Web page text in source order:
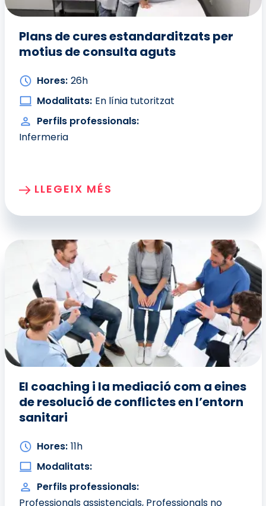
Plans de cures estandarditzats per
motius de consulta aguts
Hores: 26h
Modalitats: En línia tutoritzat
Perfils professionals:
Infermeria
LLEGEIX MÉS
El coaching i la mediació com a eines
de resolució de conflictes en l’entorn
sanitari
Hores: 11h
Modalitats:
Perfils professionals:
Professionals assistencials, Professionals no